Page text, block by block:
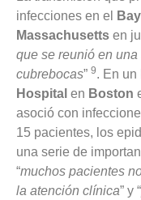
infecciones en el
Massachusetts en
que se reunió en
cubrebocas” 9. En un
Hospital en Boston
asoció con
15 pacientes, los
una serie de
“muchos pacientes
la atención clínica” y “